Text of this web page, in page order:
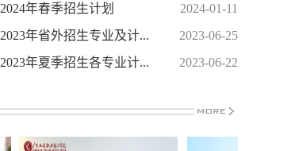
2024年春季招生计划
2024-01-11
2023年省外招生专业及计...
2023-06-25
2023年夏季招生各专业计...
2023-06-22